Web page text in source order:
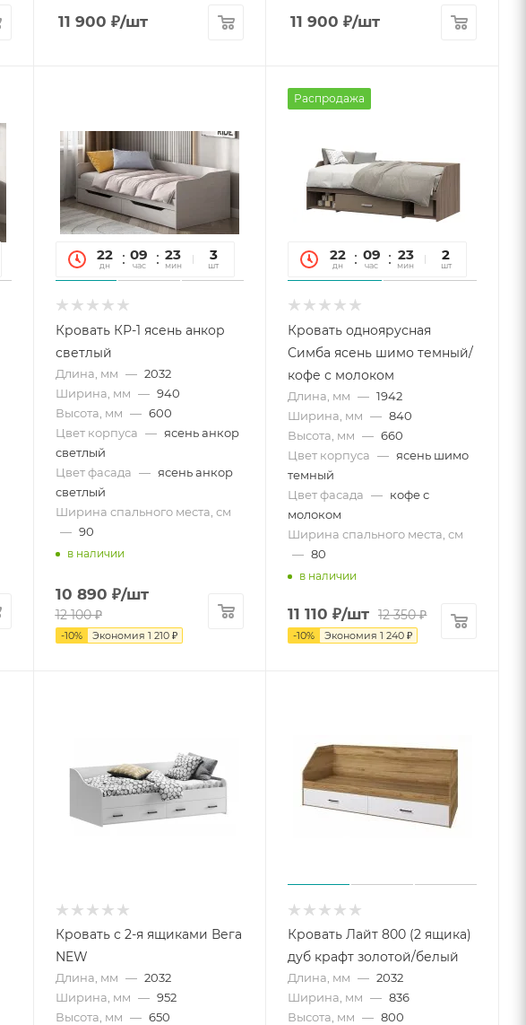
11 900 ₽/шт 11 900 ₽/шт
22
дн
09
час
23
мин
27
сек
3
шт
Кровать КР-1 ясень анкор
светлый
Длина, мм — 2032
Ширина, мм — 940
Высота, мм — 600
Цвет корпуса — ясень анкор
светлый
Цвет фасада — ясень анкор
светлый
Ширина спального места, см
— 90
в наличии
10 890 ₽/шт
12 100₽
-10% Экономия 1 210₽
Распродажа
22
дн
09
час
23
мин
27
сек
2
шт
Кровать одноярусная
Симба ясень шимо темный/
кофе с молоком
Длина, мм — 1942
Ширина, мм — 840
Высота, мм — 660
Цвет корпуса — ясень шимо
темный
Цвет фасада — кофе с
молоком
Ширина спального места, см
— 80
в наличии
11 110 ₽/шт 12 350₽
-10% Экономия1 240 ₽
Кровать с 2-я ящиками Вега
NEW
Длина, мм — 2032
Ширина, мм — 952
Высота, мм — 650
Кровать Лайт 800 (2 ящика)
дуб крафт золотой/белый
Длина, мм — 2032
Ширина, мм — 836
Высота, мм — 800